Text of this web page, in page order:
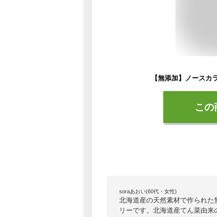
こ
soraあおい(60代・女性)
北海道産の天然素材で作られ
リーです。北海道産てん菜由